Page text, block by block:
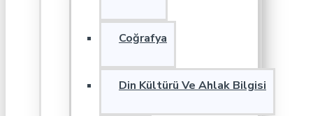
Coğrafya
Din Kültürü Ve Ahlak Bilgisi